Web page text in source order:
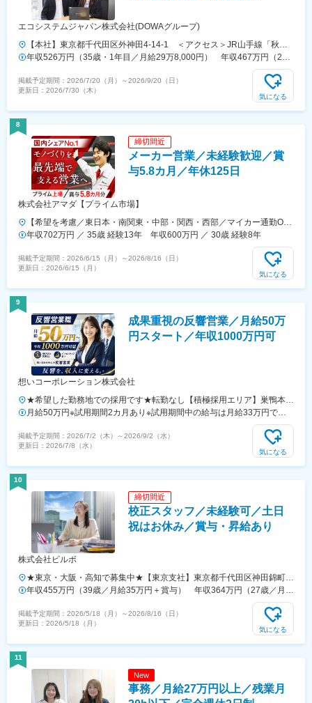
エコシステムジャパン株式会社(DOWAグループ)
【本社】東京都千代田区外神田4-14-1 ＜アクセス＞JR山手線「秋葉
原駅」徒歩4分★当面転勤なし★受動喫煙防止対策：敷地内禁煙（屋内
喫煙可能場所あり）※業務課は本社勤務ですが、営業に職種変更した場
合は、埼玉県・岡山県や、海外拠点（ニューヨーク、ドイツ など）へ
転勤の可能性あり
年収526万円（35歳・1年目／月給29万8,000円） 年収467万円（25
掲載予定期間： 2026/7/20（月） ～2026/9/20（日）
更新日： 2026/7/30（木）
気になる
8
締切間近
メーカー営業／未経験歓迎／賞
与5.8カ月／年休125日
株式会社アマダ【プライム市場】
【希望を考慮／東日本・南関東・中部・関西・西部／マイカー通勤OK
＆駐車場完備】■東日本支店岩手県（紫波郡）・秋田県（秋田市）宮城
県（富谷市）・福島県（郡山市）山形県（山形市）・茨城県（水戸市、
つくば市）栃木県（宇都宮市）・群馬県（高崎市、太田市）新潟県（三
条市）・長野県（松本市、長野市）■南関東支店東京都（葛飾区、八王
市）・富山県（富山市）石川県（金沢市）■関西支店大阪府（東大阪
市）・京都府（京都市）兵庫県（神戸市、姫路市）・和歌山県（岩出
市）滋賀県（栗東市）■西部支店岡山県（岡山市）・広島県（広島市、
福山市）島根県（安来市）・山口県（周南市）香川県（高松市）・愛媛
県（松山市）福岡県（北九州市、大野城市）・熊本県（熊本市）大分県
（大分市）※受動喫煙対策：屋内禁煙（屋外に喫煙スペースあり）
年収702万円 ／ 35歳 経験13年 年収600万円 ／ 30歳 経験8年
掲載予定期間： 2026/6/15（月） ～2026/8/16（日）
更新日： 2026/6/15（月）
気になる
9
成果重視の反響営業／月給50万
円スタート／年収1000万円可
想いコーポレーション株式会社
★希望した勤務地での採用です★転勤なし【積極採用エリア】巣鴨本部
（本社）立川支部愛知支部大阪支部広島支部岡山支部栃木支部静岡支部
【その他採用エリア】北海道、青森、秋田、岩手、宮城、山形、福島、
茨城、群馬、埼玉、千葉、神奈川、新潟、富山、石川、福井、岐阜、長
野、山梨、三重、滋賀、京都、兵庫、奈良、和歌山、鳥取、島根、山
月給50万円※試用期間2カ月あり※試用期間中の給与は月給33万円で
す。※いずれも固定残業代（月40時間分・7万5,000 円）を含み、超過
分は別途支給します。【キャリアごとの月給イメージ】・月給50万円
～：一般社員・月給80万円～：マネージャー候補3カ月間の売上成績に
は、成果に見合う待遇を明確に用意しています。
掲載予定期間： 2026/7/2（木） ～2026/9/2（水）
更新日： 2026/7/8（水）
気になる
10
締切間近
校正スタッフ／未経験可／土日
祝はお休み／賞与・昇給あり
株式会社ビルボ
★東京・大阪・高知で募集中★【東京支社】東京都千代田区神田錦町2-
2-1 KANDA SQUARE 19F・「小川町駅」より徒歩3分・「新御茶ノ
水駅」より徒歩4分・「淡路町駅」より徒歩6分・「神保町駅」より徒
歩6分・「大手町駅」より徒歩8分・「竹橋駅」より徒歩7分・「神田
駅」「御茶ノ水駅」より徒歩10分【大阪支社】大阪府大阪市北区梅田
年収455万円（39歳／月給35万円＋賞与） 年収364万円（27歳／月給
掲載予定期間： 2026/5/18（月） ～2026/8/16（日）
更新日： 2026/5/18（月）
気になる
11
New
事務／月給27万円以上／残業月